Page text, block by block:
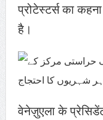
प्रोटेस्टर्स का
है।
वेनेज़ुएला के